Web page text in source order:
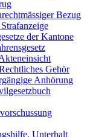
Bezug
der Kantone
Gehör
Anhörung
Unterhalt